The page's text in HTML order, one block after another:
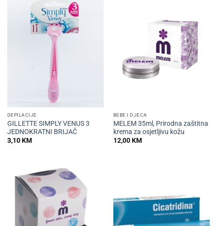
DEPILACIJE
GILLETTE SIMPLY VENUS 3
JEDNOKRATNI BRIJAČ
3,10KM
BEBE I DJECA
MELEM 35ml, Prirodna zaštitna
krema za osjetljivu kožu
12,00KM